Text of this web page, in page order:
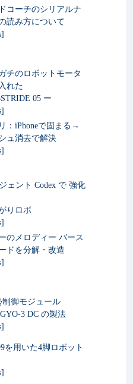
コーチのシリアルナ
読み方について
チのロボットモータ
れた
05 ー
：iPhoneで固まる→
ュ消去で解決
ェント Codex で 強化
りロボ
のメロディー バース
ドを分解・改造
制御モジュール
3 DC の製法
を用いた4脚ロボット